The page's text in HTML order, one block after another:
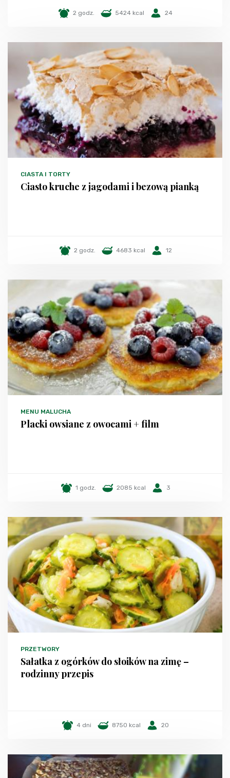
2 godz. 5424 kcal 24
CIASTA I TORTY
Ciasto kruche z jagodami i bezową pianką
2 godz. 4683 kcal 12
MENU MALUCHA
Placki owsiane z owocami + film
1 godz. 2085 kcal 3
PRZETWORY
Sałatka z ogórków do słoików na zimę –
rodzinny przepis
4 dni 8750 kcal 20